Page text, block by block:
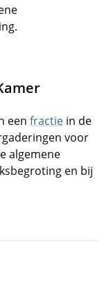
een fractie in de
voor
algemene
en bij